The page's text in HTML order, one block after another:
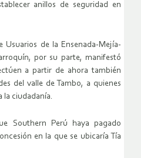
anillos de seguridad en
Usuarios de la Ensenada-Mejía-
por su parte, manifestó
a partir de ahora también
del valle de Tambo, a quienes
la ciudadanía.
Southern Perú haya pagado
en la que se ubicaría Tía